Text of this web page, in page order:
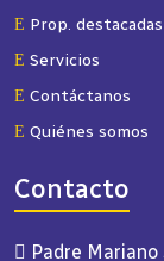
Prop. destacadas
Servicios
Contáctanos
Quiénes somos
Contacto
Padre